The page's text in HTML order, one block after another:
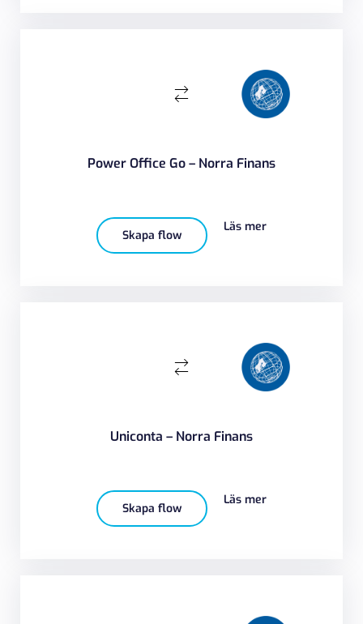
Power Office Go – Norra Finans
Skapa flow
Läs mer
Uniconta – Norra Finans
Skapa flow
Läs mer